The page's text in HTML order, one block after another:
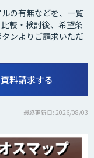
の有無などを、一覧
較・検討後、希望条
ンよりご請求いただ
料請求する
最終更新日: 2026/08/03